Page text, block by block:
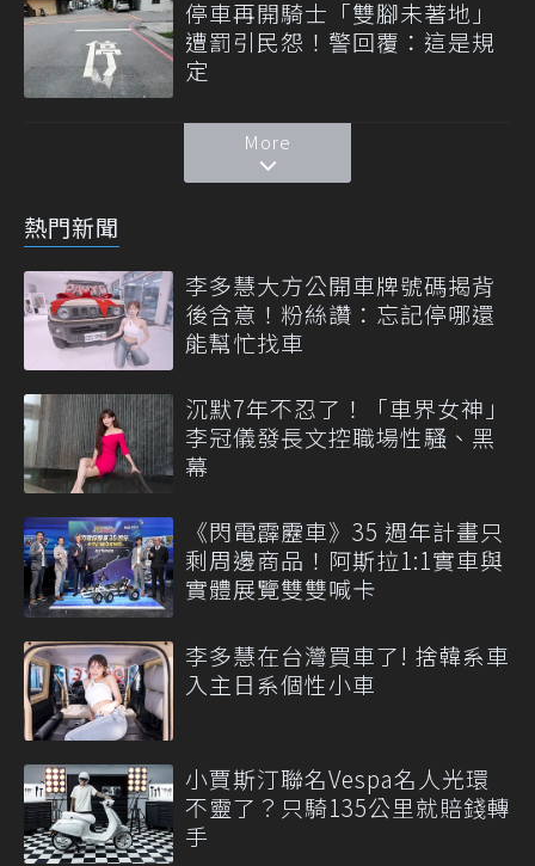
停車再開騎士「雙腳未著地」
遭罰引民怨！警回覆：這是規
定
More
熱門新聞
李多慧大方公開車牌號碼揭背
後含意！粉絲讚：忘記停哪還
能幫忙找車
沉默7年不忍了！「車界女神」
李冠儀發長文控職場性騷、黑
幕
《閃電霹靂車》35 週年計畫只
剩周邊商品！阿斯拉1:1實車與
實體展覽雙雙喊卡
李多慧在台灣買車了! 捨韓系車
入主日系個性小車
小賈斯汀聯名Vespa名人光環
不靈了？只騎135公里就賠錢轉
手